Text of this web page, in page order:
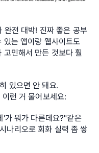
전 대박! 진짜 좋은 공부
있는 앱이랑 웹사이트도
민해서 만든 것보다 훨
있으면 안 돼요.
런 거 물어보세요:
'가 뭐가 다른데요?"같은
나리오로 회화 실력 좀 쌓